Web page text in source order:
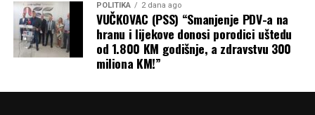
POLITIKA 2 dana ago
VUČKOVAC (PSS) “Smanjenje PDV-a na
hranu i lijekove donosi porodici uštedu
od 1.800 KM godišnje, a zdravstvu 300
miliona KM!”